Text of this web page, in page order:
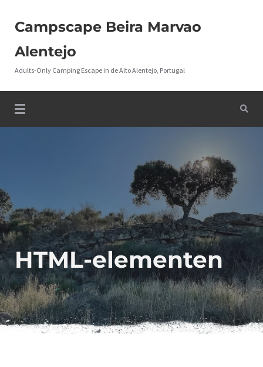
Campscape Beira Marvao
Alentejo
Adults-Only Camping Escape in de Alto Alentejo, Portugal
HTML-elementen